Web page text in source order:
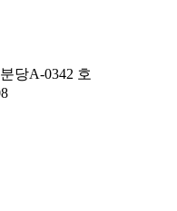
당A-0342 호